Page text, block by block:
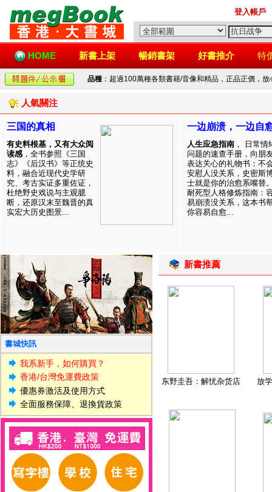
登入帳戶
HOME 新書上架 暢銷書架 好書推介 特
品種 ：超過100萬種各類書籍/音像和精品，正品正價，
人氣關注
三国的真相
有史料根基，又有大众阅
读感 ，全书参照《三国
志》《后汉书》等正统史
料，融合近现代史学研
究、考古实证多重佐证，
杜绝野史戏说与主观臆
断，还原汉末至魏晋的真
实宏大历史图景...
一边崩溃，一边自
人生应急指南 ， 日常情
问题的速查手册，向朋
表达关心的礼物书：不
安慰人没关系，史密斯
士就是你的治愈系嘴替
耐死型人格修炼指南：
易崩溃没关系，这本书
你容易自愈...
書城快訊
我系新手，如何購買？
香港/台灣免運費政策
優惠券激活及使用方式
全面服務保障、退換貨政策
新書推薦
东野圭吾：解忧杂货店 放